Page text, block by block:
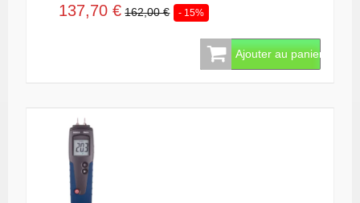
137,70 € 162,00 € - 15%
Ajouter au panier